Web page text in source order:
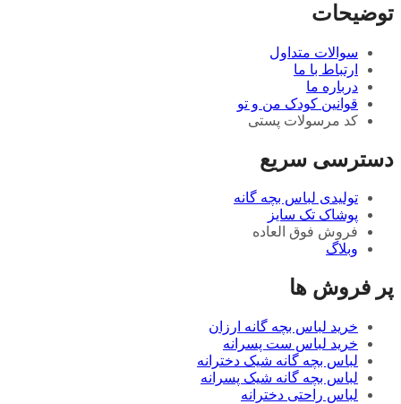
توضیحات
سوالات متداول
ارتباط با ما
درباره ما
قوانین کودک من و تو
کد مرسولات پستی
دسترسی سریع
تولیدی لباس بچه گانه
پوشاک تک سایز
فروش فوق العاده
وبلاگ
پر فروش ها
خرید لباس بچه گانه ارزان
خرید لباس ست پسرانه
لباس بچه گانه شیک دخترانه
لباس بچه گانه شیک پسرانه
لباس راحتی دخترانه